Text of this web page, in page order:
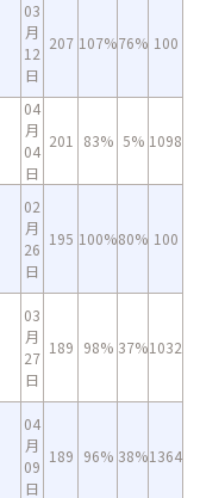
03
月
12
日
207 107%76% 100
04
月
04
日
201 83% 5% 1098
02
月
26
日
195 100%80% 100
03
月
27
日
189 98% 37%1032
04
月
09
日
189 96% 38%1364